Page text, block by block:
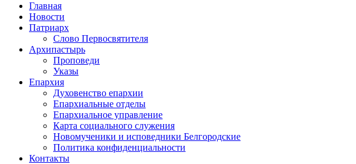
Главная
Новости
Патриарх
Слово Первосвятителя
Архипастырь
Проповеди
Указы
Епархия
Духовенство епархии
Епархиальные отделы
Епархиальное управление
Карта социального служения
Новомученики и исповедники Белгородские
Политика конфиденциальности
Контакты